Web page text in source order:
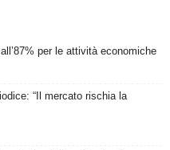
per le attività economiche
“Il mercato rischia la